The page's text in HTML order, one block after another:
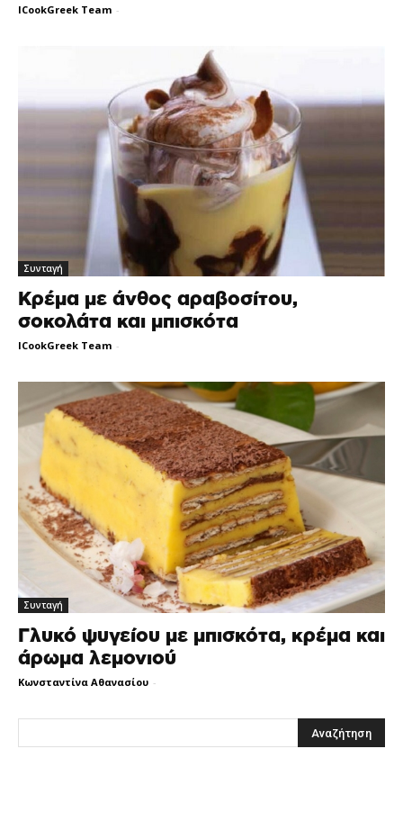
ICookGreek Team -
Συνταγή
Κρέμα με άνθος αραβοσίτου,
σοκολάτα και μπισκότα
ICookGreek Team -
Συνταγή
Γλυκό ψυγείου με μπισκότα, κρέμα και
άρωμα λεμονιού
Κωνσταντίνα Αθανασίου -